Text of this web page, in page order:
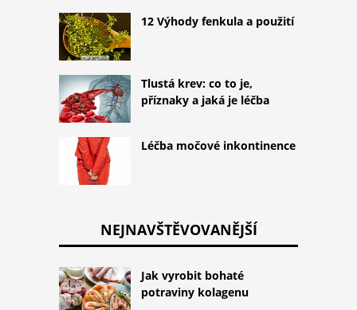
12 Výhody fenkula a použití
Tlustá krev: co to je,
příznaky a jaká je léčba
Léčba močové inkontinence
NEJNAVŠTĚVOVANĚJŠÍ
Jak vyrobit bohaté
potraviny kolagenu